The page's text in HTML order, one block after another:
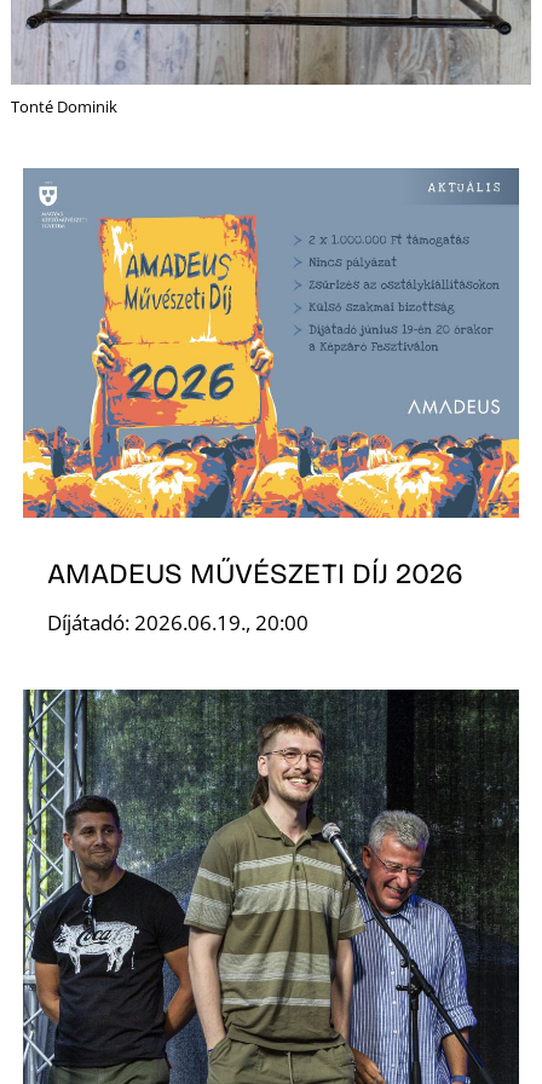
Tonté Dominik
AMADEUS MŰVÉSZETI DÍJ 2026
Díjátadó: 2026.06.19., 20:00